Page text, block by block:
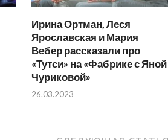
Ирина Ортман, Леся
Ярославская и Мария
Вебер рассказали про
«Тутси» на «Фабрике с Яной
Чуриковой»
26.03.2023